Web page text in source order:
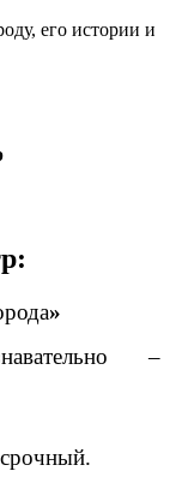
его истории и
»
–